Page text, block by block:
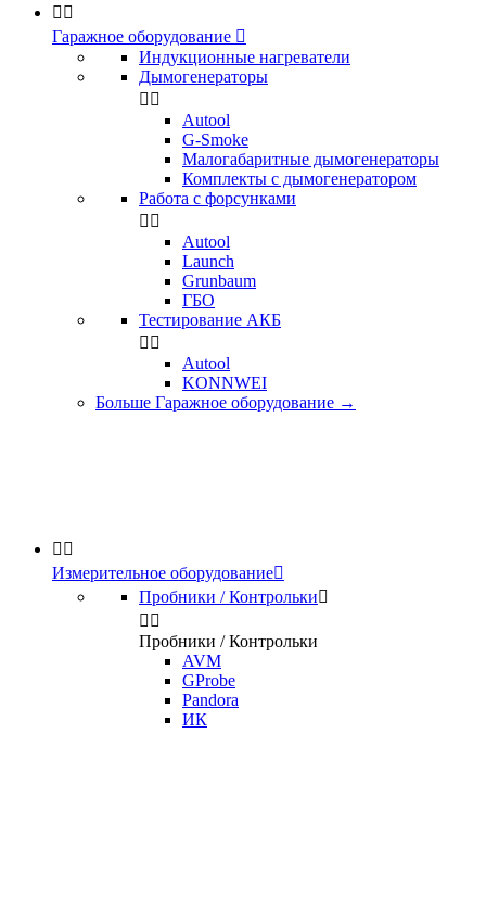
 
Гаражное оборудование 
Индукционные нагреватели
Дымогенераторы
 
Аutool
G-Smoke
Малогабаритные дымогенераторы
Комплекты с дымогенератором
Работа с форсунками
 
Autool
Launch
Grunbaum
ГБО
Тестирование АКБ
 
Autool
KONNWEI
Больше Гаражное оборудование →
 
Измерительное оборудование
Пробники / Контрольки
 
Пробники / Контрольки
AVM
GProbe
Pandora
ИК